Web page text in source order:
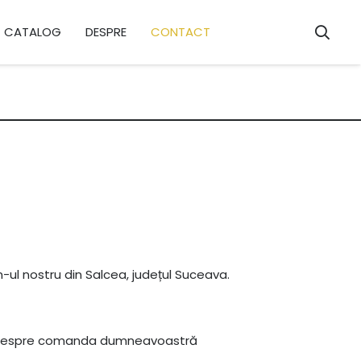
CATALOG DESPRE CONTACT
nostru din Salcea, județul Suceava.
comanda dumneavoastră